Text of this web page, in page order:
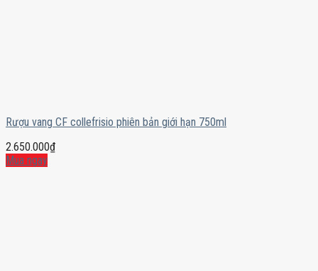
Rượu vang CF collefrisio phiên bản giới hạn 750ml
2.650.000₫
Mua ngay